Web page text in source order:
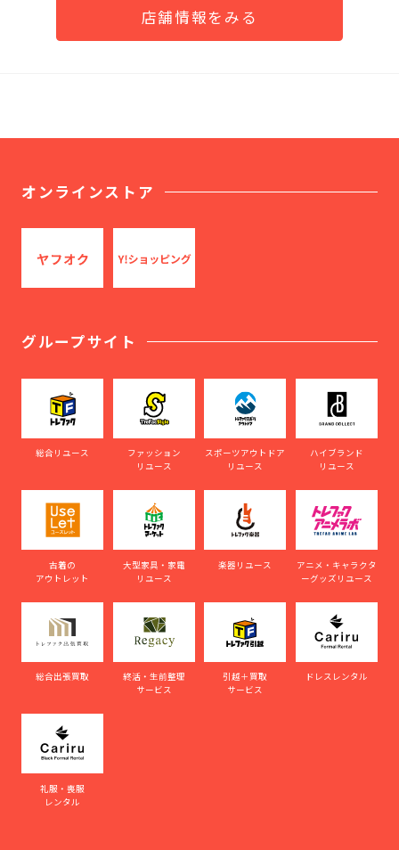
店舗情報をみる
オンラインストア
グループサイト
総合リユース
ファッション
リユース
スポーツアウトドア
リユース
ハイブランド
リユース
古着の
アウトレット
大型家具・家電
リユース
楽器リユース
アニメ・キャラクタ
ーグッズリユース
総合出張買取
終活・生前整理
サービス
引越＋買取
サービス
ドレスレンタル
礼服・喪服
レンタル